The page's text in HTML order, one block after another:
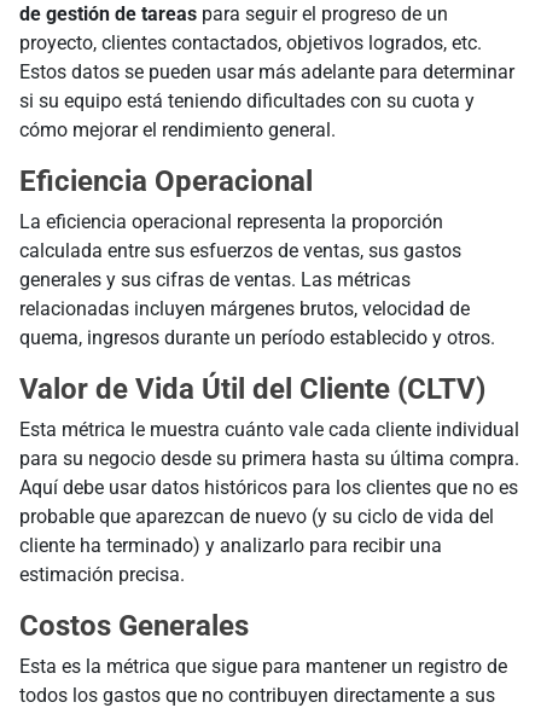
de gestión de tareas para seguir el progreso de un
proyecto, clientes contactados, objetivos logrados, etc.
Estos datos se pueden usar más adelante para determinar
si su equipo está teniendo dificultades con su cuota y
cómo mejorar el rendimiento general.
Eficiencia Operacional
La eficiencia operacional representa la proporción
calculada entre sus esfuerzos de ventas, sus gastos
generales y sus cifras de ventas. Las métricas
relacionadas incluyen márgenes brutos, velocidad de
quema, ingresos durante un período establecido y otros.
Valor de Vida Útil del Cliente (CLTV)
Esta métrica le muestra cuánto vale cada cliente individual
para su negocio desde su primera hasta su última compra.
Aquí debe usar datos históricos para los clientes que no es
probable que aparezcan de nuevo (y su ciclo de vida del
cliente ha terminado) y analizarlo para recibir una
estimación precisa.
Costos Generales
Esta es la métrica que sigue para mantener un registro de
todos los gastos que no contribuyen directamente a sus